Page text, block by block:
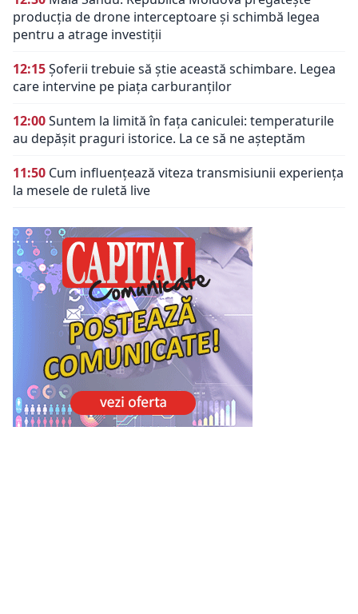
producția de drone interceptoare și schimbă legea
pentru a atrage investiții
12:15Șoferii trebuie să știe această schimbare. Legea
care intervine pe piața carburanților
12:00Suntem la limită în fața caniculei: temperaturile
au depășit praguri istorice. La ce să ne așteptăm
11:50 Cum influențează viteza transmisiunii experiența
la mesele de ruletă live